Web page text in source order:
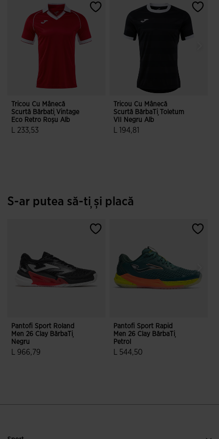
Tricou Cu Mânecă
Scurtă Bărbați Vintage
Eco Retro Roșu Alb
L 233,53
Tricou Cu Mânecă
Scurtă BărbaȚi Toletum
VII Negru Alb
L 194,81
S-ar putea să-ți și placă
Pantofi Sport Roland
Men 26 Clay BărbaȚi
Negru
L 966,79
Pantofi Sport Rapid
Men 26 Clay BărbaȚi
Petrol
L 544,50